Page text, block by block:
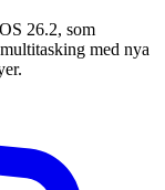
26.2, som
med nya